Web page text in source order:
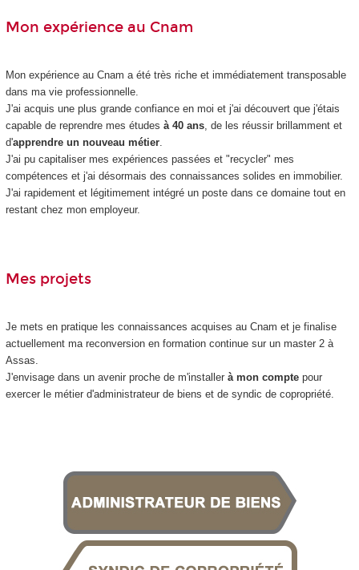
Mon expérience au Cnam
Mon expérience au Cnam a été très riche et immédiatement transposable
dans ma vie professionnelle.
J'ai acquis une plus grande confiance en moi et j'ai découvert que j'étais
capable de reprendre mes études à 40 ans, de les réussir brillamment et
d'apprendre un nouveau métier.
J'ai pu capitaliser mes expériences passées et "recycler" mes
compétences et j'ai désormais des connaissances solides en immobilier.
J'ai rapidement et légitimement intégré un poste dans ce domaine tout en
restant chez mon employeur.
Mes projets
Je mets en pratique les connaissances acquises au Cnam et je finalise
actuellement ma reconversion en formation continue sur un master 2 à
Assas.
J'envisage dans un avenir proche de m'installer à mon comptepour
exercer le métier d'administrateur de biens et de syndic de copropriété.